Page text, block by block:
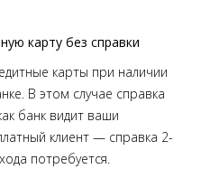
карту без справки
карты при наличии
В этом случае справка
банк видит ваши
клиент — справка 2-
потребуется.